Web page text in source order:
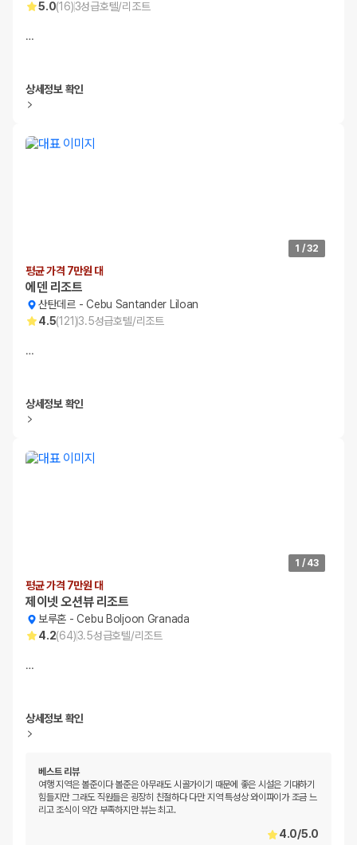
5.0(16)3성급호텔/리조트
…
상세정보 확인
1 /32
평균 가격 7만원 대
에덴 리조트
산탄데르 -Cebu Santander Liloan
4.5(121)3.5성급호텔/리조트
…
상세정보 확인
1 / 43
평균 가격 7만원 대
제이넷 오션뷰 리조트
보루혼 -Cebu Boljoon Granada
4.2(64)3.5성급호텔/리조트
…
상세정보 확인
베스트 리뷰
여행 지역은 볼준이다 볼준은 아무래도 시골가이기 때문에 좋은 시설은 기대하기
힘들지만 그래도 직원들은 굉장히 친절하다 다만 지역 특성상 와이파이가 조금 느
리고 조식이 약간 부족하지만 뷰는 최고.
4.0/5.0